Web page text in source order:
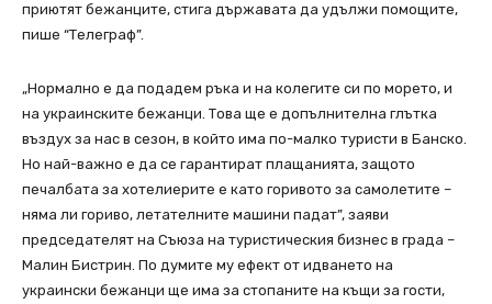
приютят бежанците, стига държавата да удължи помощите,
пише “Телеграф”.
„Нормално е да подадем ръка и на колегите си по морето, и
на украинските бежанци. Това ще е допълнителна глътка
въздух за нас в сезон, в който има по-малко туристи в Банско.
Но най-важно е да се гарантират плащанията, защото
печалбата за хотелиерите е като горивото за самолетите –
няма ли гориво, летателните машини падат”, заяви
председателят на Съюза на туристическия бизнес в града –
Малин Бистрин. По думите му ефект от идването на
украински бежанци ще има за стопаните на къщи за гости,